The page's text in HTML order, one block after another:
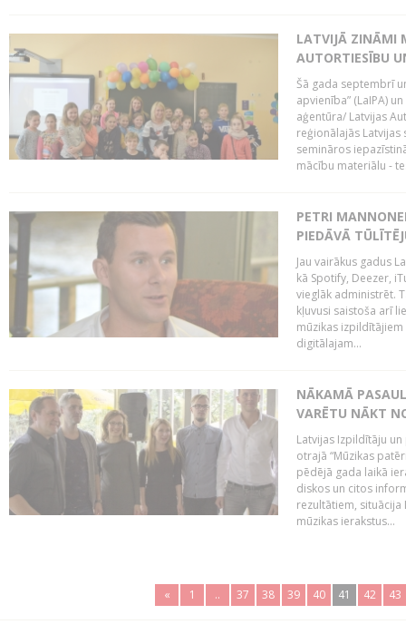
LATVIJĀ ZINĀMI
AUTORTIESĪBU
Šā gada septembrī
apvienība” (LaIPA)
aģentūra/ Latvijas
reģionālajās
semināros
mācību materiālu -
PETRI
PIEDĀVĀ
Jau vairākus gadus
kā Spotify, Deezer,
vieglāk administrēt.
kļuvusi saistoša arī
mūzikas
digitālajam...
NĀKAMĀ
VARĒTU NĀKT
Latvijas Izpildītāju
otrajā “Mūzikas
pēdējā gada laikā
diskos un citos
rezultātiem, situācija
mūzikas ierakstus...
« 1 .. 37 38 39 40 41 42 43